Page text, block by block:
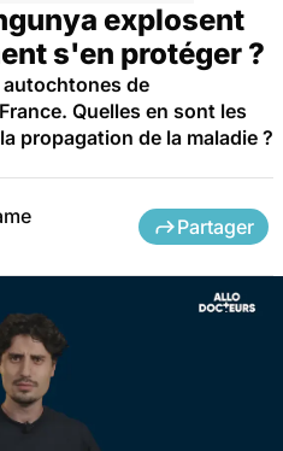
explosent
s'en protéger ?
autochtones de
Quelles en sont les
propagation de la maladie ?
Partager